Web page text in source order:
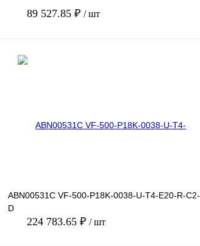
89 527.85 ₽ / шт
ABN00531C VF-500-P18K-0038-U-T4-E20-R-C2-
D
224 783.65 ₽ / шт